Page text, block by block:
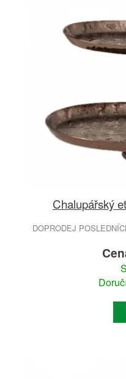
Chalupářský
DOPRODEJ